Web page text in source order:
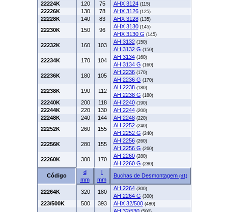
22224K 120 75 AHX 3124 (115)
22226K 130 78 AHX 3126 (125)
22228K 140 83 AHX 3128 (135)
22230K 150 96
AHX 3130 (145)
AHX 3130 G (145)
22232K 160 103
AH 3132 (150)
AH 3132 G (150)
22234K 170 104
AH 3134 (160)
AH 3134 G (160)
22236K 180 105
AH 2236 (170)
AH 2236 G (170)
22238K 190 112
AH 2238 (180)
AH 2238 G (180)
22240K 200 118 AH 2240 (190)
22244K 220 130 AH 2244 (200)
22248K 240 144 AH 2248 (220)
22252K 260 155
AH 2252 (240)
AH 2252 G (240)
22256K 280 155
AH 2256 (260)
AH 2256 G (260)
22260K 300 170
AH 2260 (280)
AH 2260 G (280)
Código
d
mm
l
mm
Buchas de Desmontagem (d1)
22264K 320 180
AH 2264 (300)
AH 2264 G (300)
223/500K 500 393 AHX 32/500 (480)